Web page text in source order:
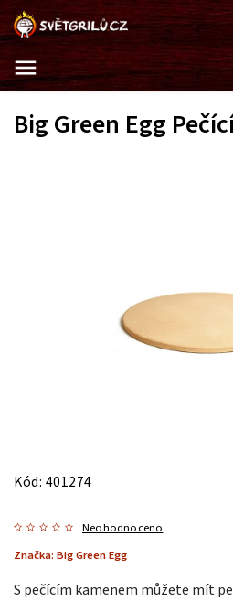
Big Green Egg
Kód: 401274
Neohodnoceno
Značka: Big Green Egg
S pečícím kamenem můžete mít